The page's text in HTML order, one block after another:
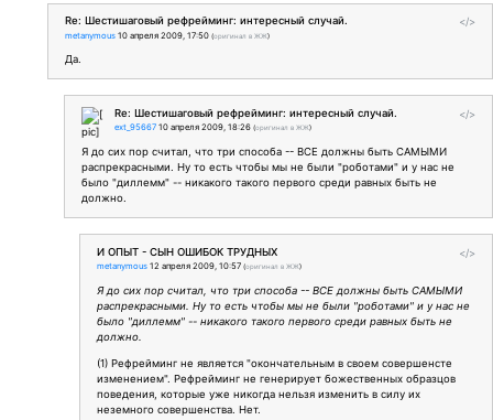
</>
Re: Шестишаговый рефрейминг: интересный случай.
metanymous 10 апреля 2009, 17:50 (оригинал в ЖЖ)
Да.
</>
Re: Шестишаговый рефрейминг: интересный случай.
ext_95667 10 апреля 2009, 18:26 (оригинал в ЖЖ)
Я до сих пор считал, что три способа -- ВСЕ должны быть САМЫМИ
распрекрасными. Ну то есть чтобы мы не были "роботами" и у нас не
было "диллемм" -- никакого такого первого среди равных быть не
должно.
</>
И ОПЫТ - СЫН ОШИБОК ТРУДНЫХ
metanymous 12 апреля 2009, 10:57 (оригинал в ЖЖ)
Я до сих пор считал, что три способа -- ВСЕ должны быть САМЫМИ
распрекрасными. Ну то есть чтобы мы не были "роботами" и у нас не
было "диллемм" -- никакого такого первого среди равных быть не
должно.
(1) Рефрейминг не является "окончательным в своем совершенсте
изменением". Рефрейминг не генерирует божественных образцов
поведения, которые уже никогда нельзя изменить в силу их
неземного совершенства. Нет.